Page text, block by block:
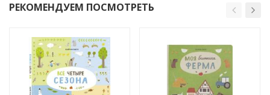
РЕКОМЕНДУЕМ ПОСМОТРЕТЬ